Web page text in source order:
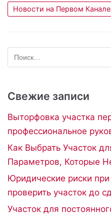
Новости на Первом Канале
Свежие записи
Выторфовка участка
профессиональное
Как Выбрать Участок
Параметров, Которые
Юридические риски
проверить участок до
Участок для